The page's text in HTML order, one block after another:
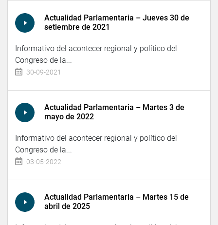
Actualidad Parlamentaria – Jueves 30 de
setiembre de 2021
Informativo del acontecer regional y político del
Congreso de la...
30-09-2021
Actualidad Parlamentaria – Martes 3 de
mayo de 2022
Informativo del acontecer regional y político del
Congreso de la...
03-05-2022
Actualidad Parlamentaria – Martes 15 de
abril de 2025